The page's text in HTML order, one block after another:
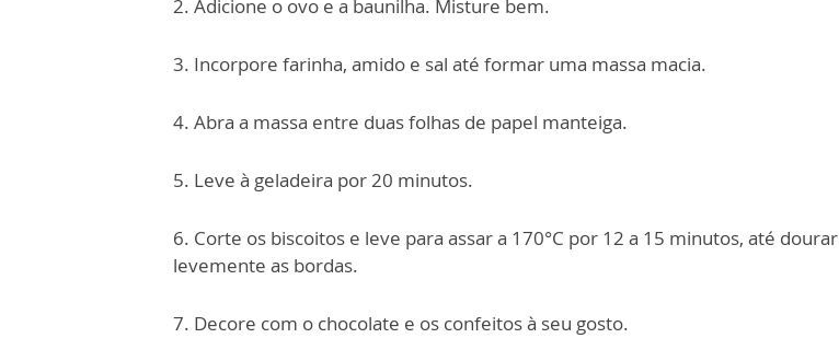
2. Adicione o ovo e a baunilha. Misture bem.
3. Incorpore farinha, amido e sal até formar uma massa macia.
4. Abra a massa entre duas folhas de papel manteiga.
5. Leve à geladeira por 20 minutos.
6. Corte os biscoitos e leve para assar a 170°C por 12 a 15 minutos, até dourar
levemente as bordas.
7. Decore com o chocolate e os confeitos à seu gosto.